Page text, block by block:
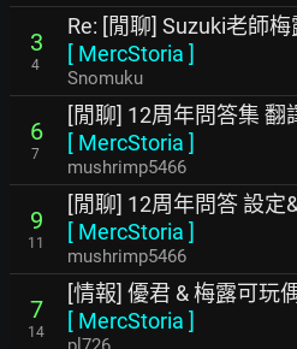
3
4
Re: [閒聊] Suzuki老師梅
[ MercStoria ]
Snomuku
6
7
[閒聊] 12周年問答集 翻
[ MercStoria ]
mushrimp5466
9
11
[閒聊] 12周年問答 設定
[ MercStoria ]
mushrimp5466
7
14
[情報] 優君 & 梅露可玩
[ MercStoria ]